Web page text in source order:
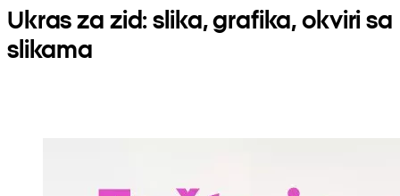
Ukras za zid: slika, grafika, okviri sa
slikama